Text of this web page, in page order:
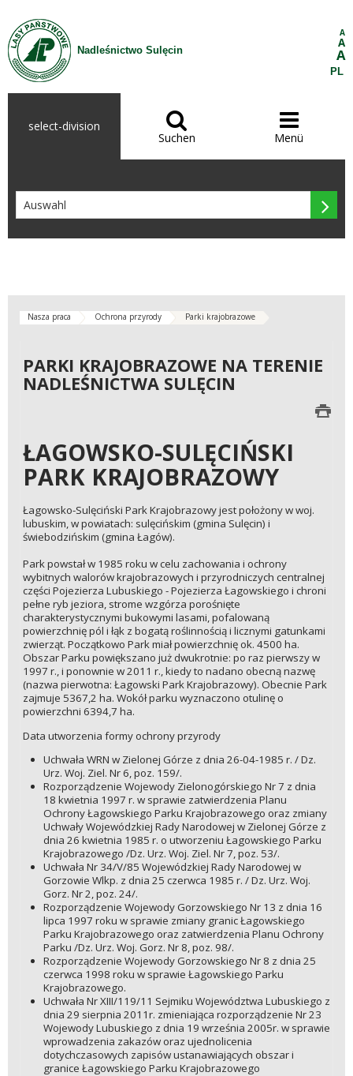
Zum Inhalt wechseln
Nadleśnictwo Sulęcin
A
A
A
PL
select-division 
Suchen

Menü

Nasza praca Ochrona przyrody Parki krajobrazowe
PARKI KRAJOBRAZOWE NA TERENIE
NADLEŚNICTWA SULĘCIN
ŁAGOWSKO-SULĘCIŃSKI
PARK KRAJOBRAZOWY
Łagowsko-Sulęciński Park Krajobrazowy jest położony w woj.
lubuskim, w powiatach: sulęcińskim (gmina Sulęcin) i
świebodzińskim (gmina Łagów).
Park powstał w 1985 roku w celu zachowania i ochrony
wybitnych walorów krajobrazowych i przyrodniczych centralnej
części Pojezierza Lubuskiego - Pojezierza Łagowskiego i chroni
pełne ryb jeziora, strome wzgórza porośnięte
charakterystycznymi bukowymi lasami, pofalowaną
powierzchnię pól i łąk z bogatą roślinnością i licznymi gatunkami
zwierząt. Początkowo Park miał powierzchnię ok. 4500 ha.
Obszar Parku powiększano już dwukrotnie: po raz pierwszy w
1997 r., i ponownie w 2011 r., kiedy to nadano obecną nazwę
(nazwa pierwotna: Łagowski Park Krajobrazowy). Obecnie Park
zajmuje 5367,2 ha. Wokół parku wyznaczono otulinę o
powierzchni 6394,7 ha.
Data utworzenia formy ochrony przyrody
Uchwała WRN w Zielonej Górze z dnia 26-04-1985 r. / Dz.
Urz. Woj. Ziel. Nr 6, poz. 159/.
Rozporządzenie Wojewody Zielonogórskiego Nr 7 z dnia
18 kwietnia 1997 r. w sprawie zatwierdzenia Planu
Ochrony Łagowskiego Parku Krajobrazowego oraz zmiany
Uchwały Wojewódzkiej Rady Narodowej w Zielonej Górze z
dnia 26 kwietnia 1985 r. o utworzeniu Łagowskiego Parku
Krajobrazowego /Dz. Urz. Woj. Ziel. Nr 7, poz. 53/.
Uchwała Nr 34/V/85 Wojewódzkiej Rady Narodowej w
Gorzowie Wlkp. z dnia 25 czerwca 1985 r. / Dz. Urz. Woj.
Gorz. Nr 2, poz. 24/.
Rozporządzenie Wojewody Gorzowskiego Nr 13 z dnia 16
lipca 1997 roku w sprawie zmiany granic Łagowskiego
Parku Krajobrazowego oraz zatwierdzenia Planu Ochrony
Parku /Dz. Urz. Woj. Gorz. Nr 8, poz. 98/.
Rozporządzenie Wojewody Gorzowskiego Nr 8 z dnia 25
czerwca 1998 roku w sprawie Łagowskiego Parku
Krajobrazowego.
Uchwała Nr XIII/119/11 Sejmiku Województwa Lubuskiego z
dnia 29 sierpnia 2011r. zmieniająca rozporządzenie Nr 23
Wojewody Lubuskiego z dnia 19 września 2005r. w sprawie
wprowadzenia zakazów oraz ujednolicenia
dotychczasowych zapisów ustanawiających obszar i
granice Łagowskiego Parku Krajobrazowego